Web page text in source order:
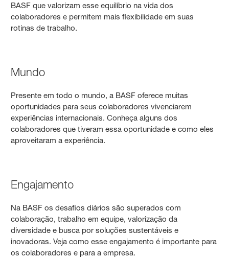
BASF que valorizam esse equilíbrio na vida dos
colaboradores e permitem mais flexibilidade em suas
rotinas de trabalho.
Mundo
Presente em todo o mundo, a BASF oferece muitas
oportunidades para seus colaboradores vivenciarem
experiências internacionais. Conheça alguns dos
colaboradores que tiveram essa oportunidade e como eles
aproveitaram a experiência.
Engajamento
Na BASF os desafios diários são superados com
colaboração, trabalho em equipe, valorização da
diversidade e busca por soluções sustentáveis e
inovadoras. Veja como esse engajamento é importante para
os colaboradores e para a empresa.